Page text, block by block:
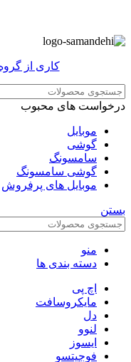
کاری از
درخواست های محبوب
موبایل
گوشی
سامسونگ
گوشی سامسونگ
موبایل های پرفروش
بستن
منو
دسته بندی ها
اچ پی
مایکروسافت
دل
لنوو
ایسوز
فوجیتسو